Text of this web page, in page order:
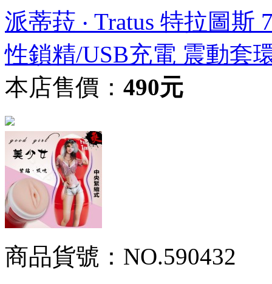
派蒂菈 ‧ Tratus 特拉圖
性鎖精/USB充電 震動套
本店售價： 490元
商品貨號：NO.590432